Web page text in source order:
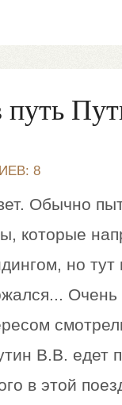
путь
8
Обычно
которые
но тут
В.В. едет
в этой